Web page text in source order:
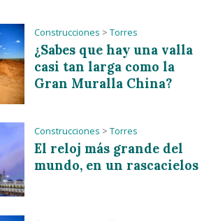
Construcciones > Torres
¿Sabes que hay una valla
casi tan larga como la
Gran Muralla China?
Construcciones > Torres
El reloj más grande del
mundo, en un rascacielos